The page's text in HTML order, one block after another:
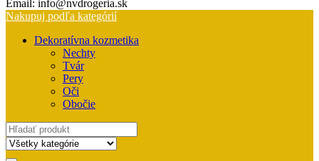
Email: info@nvdrogeria.sk
Nakupuj podľa kategórií
Dekoratívna kozmetika
Nechty
Tvár
Pery
Oči
Obočie
Search
for: